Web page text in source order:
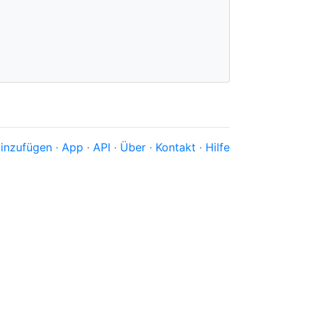
· App · API · Über · Kontakt · Hilfe